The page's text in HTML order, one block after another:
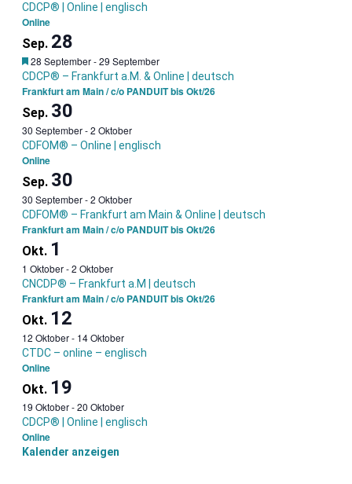
CDCP® | Online | englisch
Online
Sep. 28
Garantietermin
28 September-29 September
CDCP® – Frankfurt a.M. & Online | deutsch
Frankfurt am Main / c/o PANDUIT bis Okt/26
Sep. 30
30 September-2 Oktober
CDFOM® – Online | englisch
Online
Sep. 30
30 September-2 Oktober
CDFOM® – Frankfurt am Main & Online | deutsch
Frankfurt am Main / c/o PANDUIT bis Okt/26
Okt. 1
1 Oktober-2 Oktober
CNCDP® – Frankfurt a.M | deutsch
Frankfurt am Main / c/o PANDUIT bis Okt/26
Okt. 12
12 Oktober- 14 Oktober
CTDC – online – englisch
Online
Okt. 19
19 Oktober-20 Oktober
CDCP® | Online | englisch
Online
Kalender anzeigen